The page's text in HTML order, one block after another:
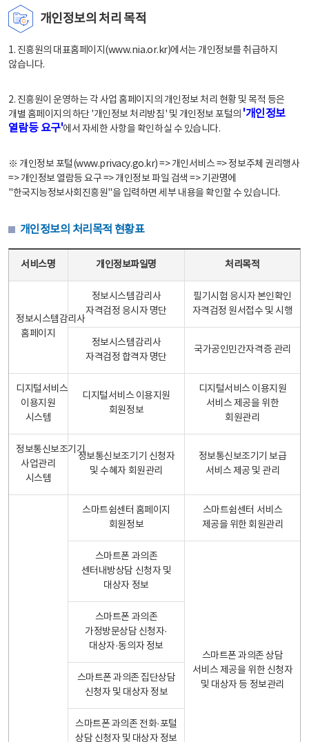
개인정보의 처리 목적
1. 진흥원의 대표홈페이지(www.nia.or.kr)에서는 개인정보를 취급하지
않습니다.
2. 진흥원이 운영하는 각 사업 홈페이지의 개인정보 처리 현황 및 목적 등은
개별 홈페이지의 하단 '개인정보 처리방침' 및 개인정보 포털의 '개인정보
열람등 요구'에서 자세한 사항을 확인하실 수 있습니다.
※ 개인정보 포털(www.privacy.go.kr) => 개인서비스 => 정보주체 권리행사
=> 개인정보 열람등 요구 => 개인정보 파일 검색 => 기관명에
"한국지능정보사회진흥원"을 입력하면 세부 내용을 확인할 수 있습니다.
개인정보의 처리목적 현황표
서비스명 개인정보파일명 처리목적
정보시스템감리사
홈페이지
정보시스템감리사
자격검정 응시자 명단
필기시험 응시자 본인확인
자격검정 원서접수 및 시행
정보시스템감리사
자격검정 합격자 명단
국가공인민간자격증 관리
디지털서비스
이용지원
시스템
디지털서비스 이용지원
회원정보
디지털서비스 이용지원
서비스 제공을 위한
회원관리
정보통신보조기기
사업관리
시스템
정보통신보조기기 신청자
및 수혜자 회원관리
정보통신보조기기 보급
서비스 제공 및 관리
스마트쉼센터 홈페이지
회원정보
스마트쉼센터 서비스
제공을 위한 회원관리
스마트폰 과의존
센터내방상담 신청자 및
대상자 정보
스마트폰 과의존 상담
서비스 제공을 위한 신청자
및 대상자 등 정보관리
스마트폰 과의존
가정방문상담 신청자·
대상자·동의자 정보
스마트폰 과의존 집단상담
신청자 및 대상자 정보
스마트폰 과의존 전화·포털
상담 신청자 및 대상자 정보